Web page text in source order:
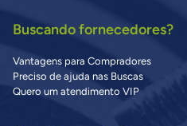
Buscando fornecedores?
Vantagens para Compradores
Preciso de ajuda nas Buscas
Quero um atendimento VIP